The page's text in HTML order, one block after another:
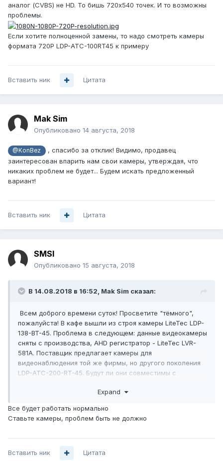
аналог (CVBS) не HD. То бишь 720х540 точек. И то возможны
проблемы.
Если хотите полноценной замены, то надо смотреть камеры
формата 720P LDP-ATC-100RT45 к примеру
Вставить ник Цитата
Mak Sim
Опубликовано 14 августа, 2018
@KonBez
, спасибо за отклик! Видимо, продавец
заинтересован впарить нам свои камеры, утверждая, что
никаких проблем не будет... Будем искать предложенный
вариант!
Вставить ник Цитата
SMSI
Опубликовано 15 августа, 2018
В 14.08.2018 в 16:52, Mak Sim сказал:
Всем доброго времени суток! Просветите "тёмного",
пожалуйста! В кафе вышли из строя камеры LiteTec LDP-
138-BT-45. Проблема в следующем: данные видеокамеры
сняты с производства, AHD регистратор - LiteTec LVR-
581A. Поставщик предлагает камеры для
видеонаблюдения той же фирмы, но другого поколения
LDP-ATC-200-RT-45. Будут ли они совместимы с
данном оборудовании? Заранее благодарен.
Expand
Все будет работать нормально
Ставьте камеры, проблем быть не должно
Вставить ник Цитата